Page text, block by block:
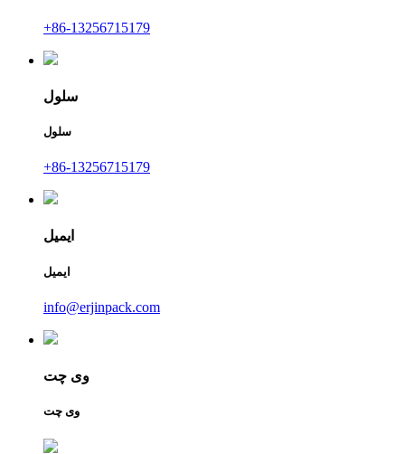
+86-13256715179
سلول
سلول
+86-13256715179
ایمیل
ایمیل
info@erjinpack.com
وی چت
وی چت